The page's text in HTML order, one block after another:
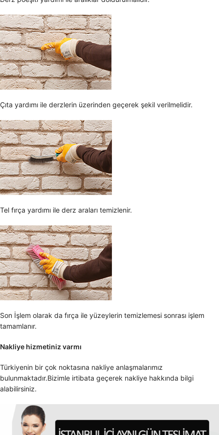
Çıta yardımı ile derzlerin üzerinden geçerek şekil verilmelidir.
Tel fırça yardımı ile derz araları temizlenir.
Son İşlem olarak da fırça ile yüzeylerin temizlemesi sonrası işlem
tamamlanır.
Nakliye hizmetiniz varmı
Türkiyenin bir çok noktasına nakliye anlaşmalarımız
bulunmaktadır.Bizimle irtibata geçerek nakliye hakkında bilgi
alabilirsiniz.